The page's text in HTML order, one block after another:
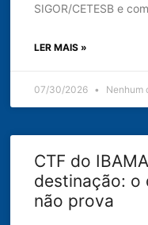
SIGOR/CETESB e
LER MAIS »
07/30/2026 Nenhum
CTF do
destinação: o
não prova